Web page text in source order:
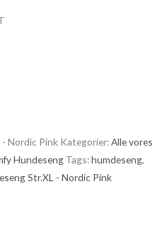
Nordic Pink Kategorier:Alle vores
Hundeseng Tags:humdeseng,
Str.XL - Nordic Pink